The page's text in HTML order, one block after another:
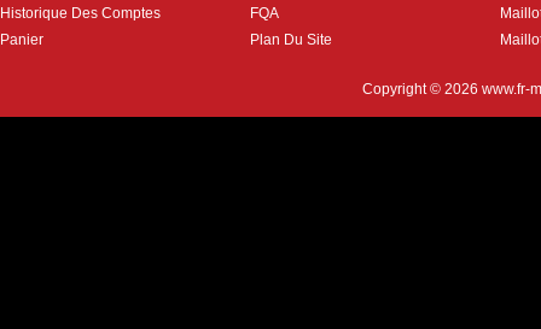
Historique Des Comptes
Panier
FQA
Plan Du Site
Copyright © 2026 www.fr-